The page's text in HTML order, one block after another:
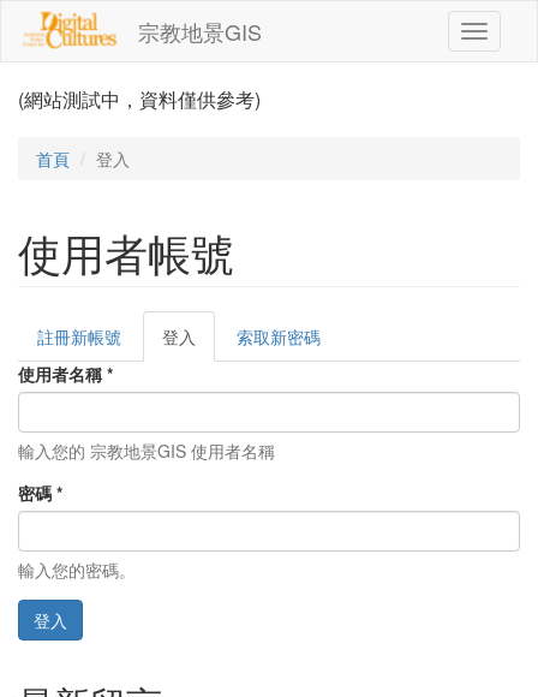
移至主內容
宗教地景GIS
Toggle
(網站測試中，資料僅供參考)
首頁 登入
使用者帳號
主要索引標籤
註冊新帳號 登入
籤)
索取新密碼
使用者名稱 *
輸入您的 宗教地景GIS 使用者名稱
密碼 *
輸入您的密碼。
登入